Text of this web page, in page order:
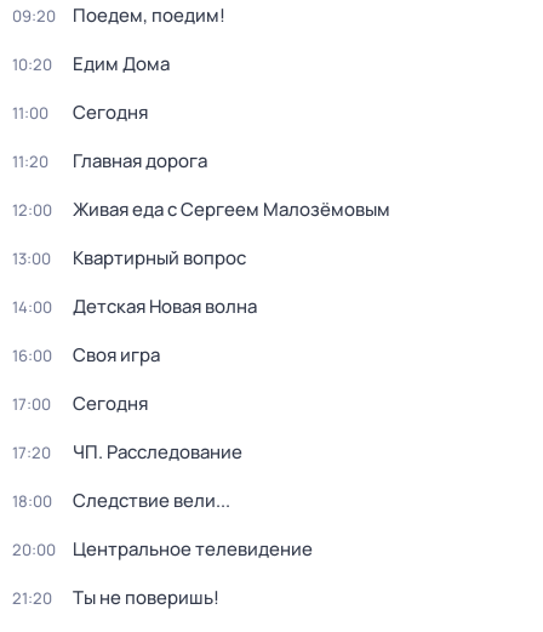
09:20 Поедем, поедим!
10:20 Едим Дома
11:00 Сегодня
11:20 Главная дорога
12:00 Живая еда с Сергеем Малозёмовым
13:00 Квартирный вопрос
14:00 Детская Новая волна
16:00 Своя игра
17:00 Сегодня
17:20 ЧП. Расследование
18:00 Следствие вели...
20:00 Центральное телевидение
21:20 Ты не поверишь!